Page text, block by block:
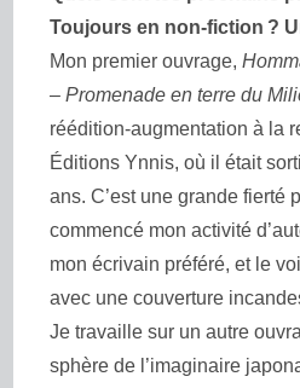
Toujours en non-fiction ?
Mon premier ouvrage,
– Promenade en terre du
réédition-augmentation à la
Éditions Ynnis, où il était
ans. C’est une grande fierté
commencé mon activité
mon écrivain préféré, et le
avec une couverture
Je travaille sur un autre
sphère de l’imaginaire